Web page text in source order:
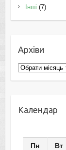
Інші (7)
Архіви
Архіви
Календар
Пн Вт